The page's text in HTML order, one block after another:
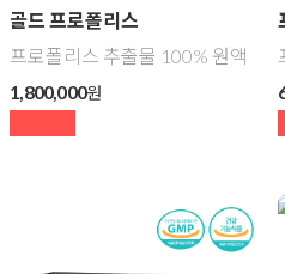
골드 프로폴리스
프로폴리스 추출물 100% 원액
1,800,000